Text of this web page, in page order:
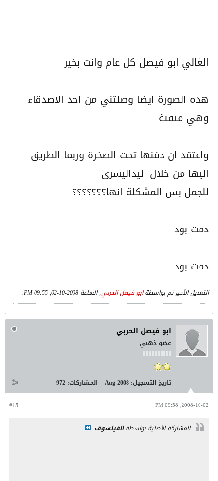
الغالي ابو فيصل كل عام وانت بخير
هذه الصورة ايضا وصلتني من احد الاصدقاء
وهي متقنة
واعتقد ان دفنها تحت الصخرة وربما الطريق
اليها من خلال اليداليسرى
للجمل بس المشكلة انها؟؟؟؟؟؟؟
دمت بود
دمت بود
التعديل الأخير تم بواسطةابو فيصل الحربي; الساعة 2008-10-02, 09:55 PM
.
ابو فيصل الحربي
عضو ذهبي
تاريخ التسجيل: Aug 2008 المشاركات: 972
#15 2008-10-02, 09:58 PM
المشاركة الأصلية بواسطةالفيلسوف